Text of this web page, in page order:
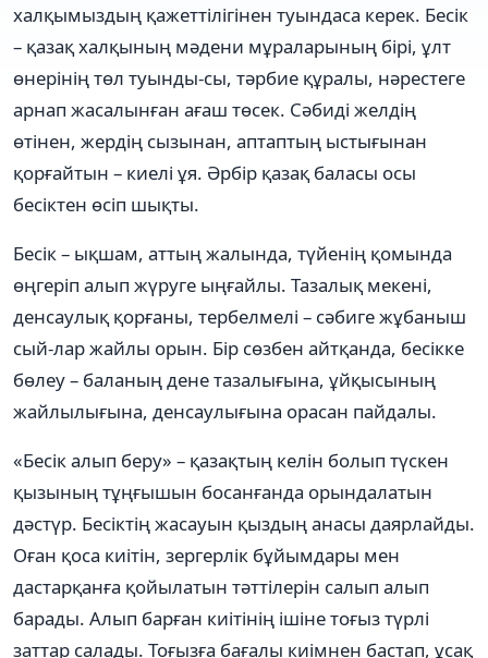
халқымыздың қажеттілігінен туындаса керек. Бесік
– қазақ халқының мәдени мұраларының бірі, ұлт
өнерінің төл туынды-сы, тәрбие құралы, нәрестеге
арнап жасалынған ағаш төсек. Сәбиді желдің
өтінен, жердің сызынан, аптаптың ыстығынан
қорғайтын – киелі ұя. Әрбір қазақ баласы осы
бесіктен өсіп шықты.
Бесік – ықшам, аттың жалында, түйенің қомында
өңгеріп алып жүруге ыңғайлы. Тазалық мекені,
денсаулық қорғаны, тербелмелі – сәбиге жұбаныш
сый-лар жайлы орын. Бір сөзбен айтқанда, бесікке
бөлеу – баланың дене тазалығына, ұйқысының
жайлылығына, денсаулығына орасан пайдалы.
«Бесік алып беру» – қазақтың келін болып түскен
қызының тұңғышын босанғанда орындалатын
дәстүр. Бесіктің жасауын қыздың анасы даярлайды.
Оған қоса киітін, зергерлік бұйымдары мен
дастарқанға қойылатын тәттілерін салып алып
барады. Алып барған киітінің ішіне тоғыз түрлі
заттар салады. Тоғызға бағалы киімнен бастап, ұсақ